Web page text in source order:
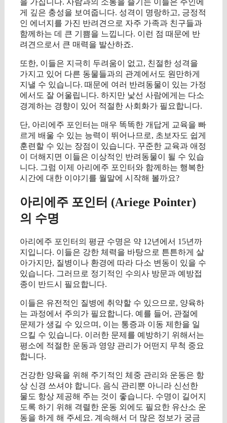
을 가집니다. 사람과의 소통을 즐기는 이들은 주인에
게 깊은 충성을 보여줍니다. 성격이 명랑하고, 긍정적
인 에너지를 가진 반려견으로 자주 가족과 친구들과
함께하는 데 큰 기쁨을 느낍니다. 이런 점 때문에 반
려견으로서 큰 매력을 발산하죠.
또한, 이들은 지극히 두려움이 없고, 친절한 성격을
가지고 있어 다른 동물들과의 관계에서도 원만하게
지낼 수 있습니다. 때문에 여러 반려동물이 있는 가정
에서도 잘 어울립니다. 하지만 낯선 사람에게는 다소
경계하는 경향이 있어 적절한 사회화가 필요합니다.
단, 아리에주 포인터는 매우 똑똑한 개답게 교육을 빠
르게 배울 수 있는 능력이 뛰어나므로, 초보자도 쉽게
훈련할 수 있는 장점이 있습니다. 꾸준한 교육과 애정
이 더해지면 이들은 이상적인 반려동물이 될 수 있습
니다. 그럼 이제 아리에주 포인터와 함께하는 행복한
시간에 대한 이야기를 월말에 시작해 볼까요?
아리에주 포인터 (Ariege Pointer)
의 수명
아리에주 포인터의 평균 수명은 약 12년에서 15년까
지입니다. 이들은 강한 체력을 바탕으로 튼튼하게 살
아가지만, 질병이나 환경에 따라 다소 변동이 있을 수
있습니다. 그러므로 정기적인 수의사 방문과 예방접
종이 반드시 필요합니다.
이들은 유전적인 질병에 취약할 수 있으므로, 양육하
는 과정에서 주의가 필요합니다. 예를 들어, 관절에
문제가 생길 수 있으며, 이는 통증과 이동 제한을 일
으킬 수 있습니다. 이러한 문제를 예방하기 위해서는
평소에 적절한 운동과 영양 관리가 어떤지 무척 중요
합니다.
건강한 양육을 위해 주기적인 체중 관리와 운동은 항
상 신경 쓰셔야 합니다. 음식 관리뿐 아니라 신선한
물도 항상 제공해 주는 것이 좋습니다. 수명이 길어지
도록 하기 위해 격렬한 운동 외에도 필요한 유산소 운
동을 하게 해 주세요. 계속해서 더 많은 정보가 궁금